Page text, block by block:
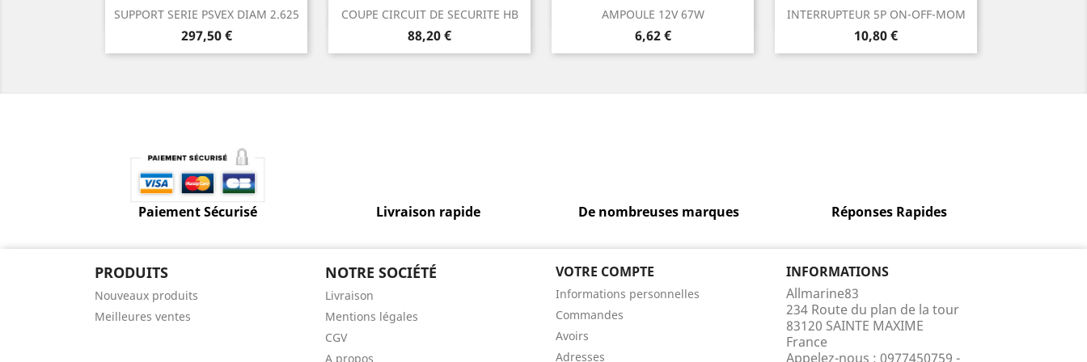
SUPPORT SERIE PSVEX DIAM 2.625
Prix
297,50 €
Aperçu rapide COUPE CIRCUIT DE SECURITE HB
Prix
88,20 €
Aperçu rapide AMPOULE 12V 67W
Prix
6,62 €
Aperçu rapide INTERRUPTEUR 5P ON-OFF-MOM
Prix
10,80 €
Aperçu rapide
Paiement Sécurisé Livraison rapide De nombreuses marques Réponses Rapides
PRODUITS
Nouveaux produits
Meilleures ventes
NOTRE SOCIÉTÉ
Livraison
Mentions légales
CGV
A propos
VOTRE COMPTE
Informations personnelles
Commandes
Avoirs
Adresses
INFORMATIONS
Allmarine83
234 Route du plan de la tour
83120 SAINTE MAXIME
France
Appelez-nous : 0977450759 -